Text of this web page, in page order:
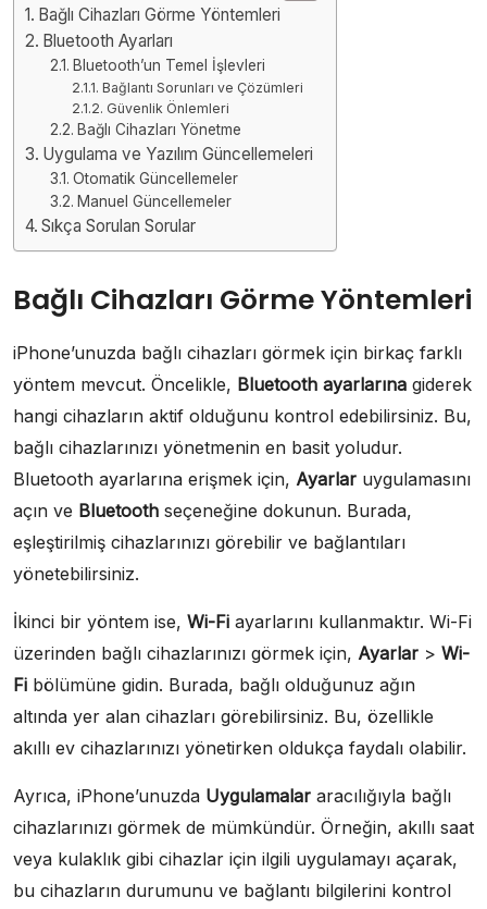
Bağlı Cihazları Görme Yöntemleri
Bluetooth Ayarları
Bluetooth’un Temel İşlevleri
Bağlantı Sorunları ve Çözümleri
Güvenlik Önlemleri
Bağlı Cihazları Yönetme
Uygulama ve Yazılım Güncellemeleri
Otomatik Güncellemeler
Manuel Güncellemeler
Sıkça Sorulan Sorular
Bağlı Cihazları Görme Yöntemleri
iPhone’unuzda bağlı cihazları görmek için birkaç farklı
yöntem mevcut. Öncelikle, Bluetooth ayarlarına giderek
hangi cihazların aktif olduğunu kontrol edebilirsiniz. Bu,
bağlı cihazlarınızı yönetmenin en basit yoludur.
Bluetooth ayarlarına erişmek için, Ayarlar uygulamasını
açın ve Bluetooth seçeneğine dokunun. Burada,
eşleştirilmiş cihazlarınızı görebilir ve bağlantıları
yönetebilirsiniz.
İkinci bir yöntem ise, Wi-Fi ayarlarını kullanmaktır. Wi-Fi
üzerinden bağlı cihazlarınızı görmek için, Ayarlar > Wi-
Fi bölümüne gidin. Burada, bağlı olduğunuz ağın
altında yer alan cihazları görebilirsiniz. Bu, özellikle
akıllı ev cihazlarınızı yönetirken oldukça faydalı olabilir.
Ayrıca, iPhone’unuzda Uygulamalar aracılığıyla bağlı
cihazlarınızı görmek de mümkündür. Örneğin, akıllı saat
veya kulaklık gibi cihazlar için ilgili uygulamayı açarak,
bu cihazların durumunu ve bağlantı bilgilerini kontrol